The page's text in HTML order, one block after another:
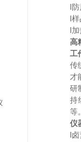
l样
高
工
传
才
研
持
等
仪